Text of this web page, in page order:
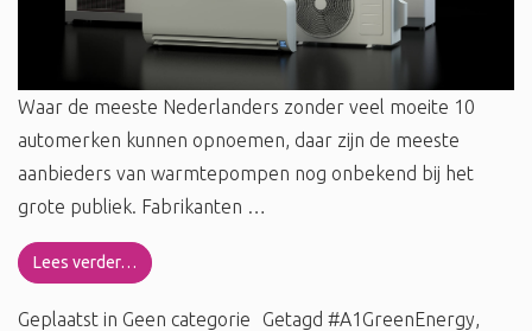
Waar de meeste Nederlanders zonder veel moeite 10
automerken kunnen opnoemen, daar zijn de meeste
aanbieders van warmtepompen nog onbekend bij het
grote publiek. Fabrikanten …
Lees verder…
Geplaatst in Geen categorie Getagd #A1GreenEnergy,